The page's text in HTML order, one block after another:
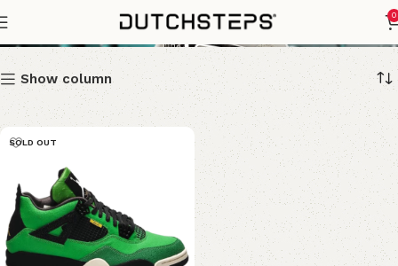
0
'Manila' Sample
Show column
SOLD OUT